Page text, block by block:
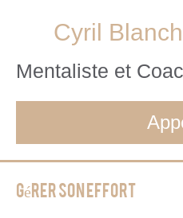
Cyril
Mentaliste et
Gérer son effort